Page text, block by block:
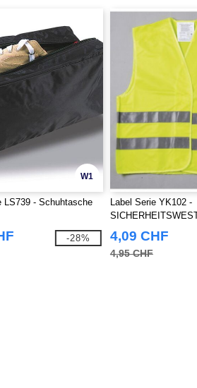
W1
LS739 - Schuhtasche
-28%
Label Serie YK102 -
4,09 CHF
4,95 CHF